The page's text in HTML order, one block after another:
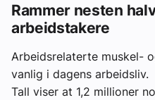
Rammer nesten
arbeidstakere
Arbeidsrelaterte muskel-
vanlig i dagens arbeidsliv.
Tall viser at 1,2 millioner